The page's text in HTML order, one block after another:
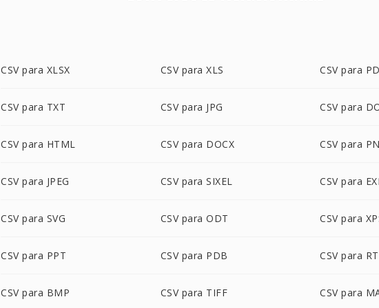
CSV para XLSX CSV para XLS CSV para
CSV para TXT CSV para JPG CSV para
CSV para HTML CSV para DOCX CSV para
CSV para JPEG CSV para SIXEL CSV para
CSV para SVG CSV para ODT CSV para
CSV para PPT CSV para PDB CSV para
CSV para BMP CSV para TIFF CSV para